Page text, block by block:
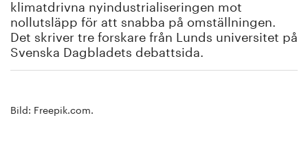
Publicerat
Bildbank
klimatdrivna nyindustrialiseringen mot
nollutsläpp för att snabba på omställningen.
Det skriver tre forskare från Lunds universitet på
Svenska Dagbladets debattsida.
Bild: Freepik.com.